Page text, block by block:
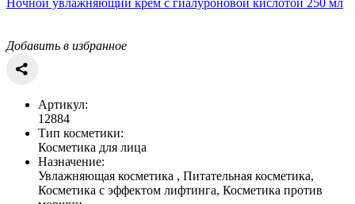
Добавить в избранное
Артикул:
12884
Тип косметики:
Косметика для лица
Назначение:
Увлажняющая косметика , Питательная косметика,
Косметика с эффектом лифтинга, Косметика против